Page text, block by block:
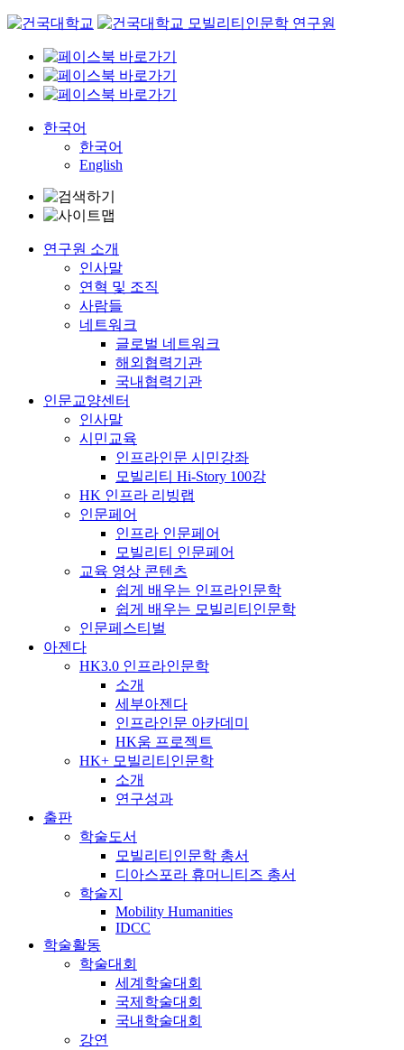
Skip
content
한국어
한국어
English
연구원 소개
인사말
연혁 및 조직
사람들
네트워크
글로벌 네트워크
해외협력기관
국내협력기관
인문교양센터
인사말
시민교육
인프라인문 시민강좌
모빌리티 Hi-Story 100강
HK 인프라 리빙랩
인문페어
인프라 인문페어
모빌리티 인문페어
교육 영상 콘텐츠
쉽게 배우는 인프라인문학
쉽게 배우는 모빌리티인문학
인문페스티벌
아젠다
HK3.0 인프라인문학
소개
세부아젠다
인프라인문 아카데미
HK움 프로젝트
HK+ 모빌리티인문학
소개
연구성과
출판
학술도서
모빌리티인문학 총서
디아스포라 휴머니티즈 총서
학술지
Mobility Humanities
IDCC
학술활동
학술대회
세계학술대회
국제학술대회
국내학술대회
강연